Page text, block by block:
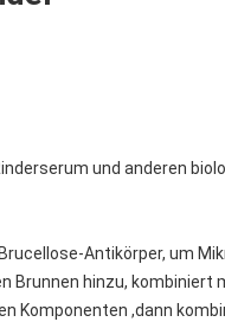
und anderen
Antikörper, um
hinzu, kombiniert
Komponenten ,dann